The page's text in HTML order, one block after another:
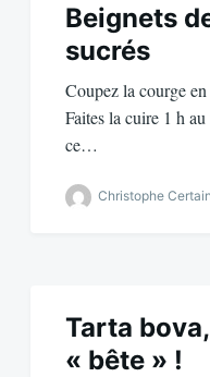
Beignets
sucrés
Coupez la courge
Faites la cuire 1 h
ce…
Christophe Certain
Tarta
« bête » !